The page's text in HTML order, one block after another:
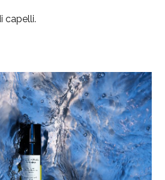
capelli.